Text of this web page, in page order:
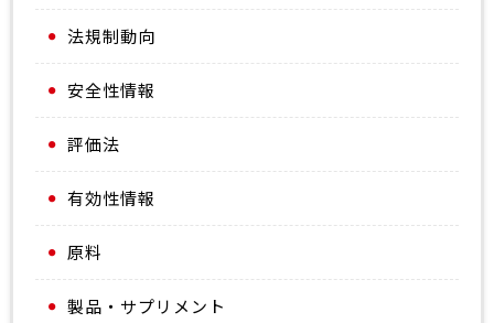
法規制動向
安全性情報
評価法
有効性情報
原料
製品・サプリメント